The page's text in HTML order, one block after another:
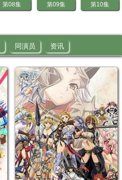
第08集 第09集 第10集
同演员 资讯
完结